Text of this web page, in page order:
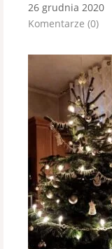
26 grudnia 2020
Komentarze (0)